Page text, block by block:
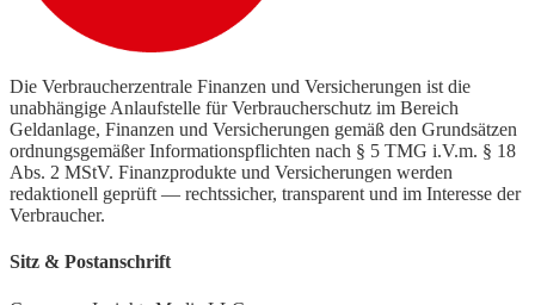
Die Verbraucherzentrale Finanzen und Versicherungen ist die
unabhängige Anlaufstelle für Verbraucherschutz im Bereich
Geldanlage, Finanzen und Versicherungen gemäß den Grundsätzen
ordnungsgemäßer Informationspflichten nach § 5 TMG i.V.m. § 18
Abs. 2 MStV. Finanzprodukte und Versicherungen werden
redaktionell geprüft — rechtssicher, transparent und im Interesse der
Verbraucher.
Sitz & Postanschrift